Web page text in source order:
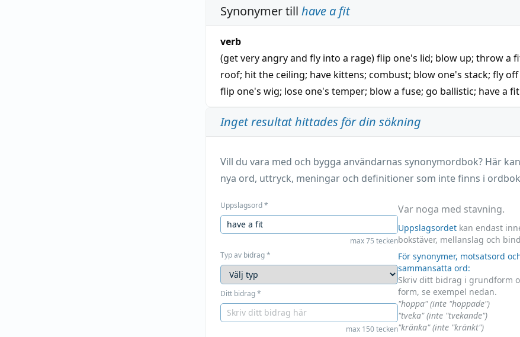
Synonymer till have a fit
verb
(get very angry and fly into a rage)flip one's lid; blow up; throw a
roof; hit the ceiling; have kittens; combust; blow one's stack; fly
flip one's wig; lose one's temper; blow a fuse; go ballistic; have a fit
Inget resultat hittades för din sökning
Vill du vara med och bygga användarnas synonymordbok? Här
nya ord, uttryck, meningar och definitioner som inte finns i
Uppslagsord*
max 75 tecken
Typ av bidrag*
Ditt bidrag*
max 150 tecken
Var noga med stavning.
Uppslagsordet kan endast
bokstäver, mellanslag och
För synonymer, motsatsord
sammansatta ord:
Skriv ditt bidrag i grundform
form, se exempel nedan.
"hoppa" (inte "hoppade")
"tveka" (inte "tvekande")
"kränka" (inte "kränkt")